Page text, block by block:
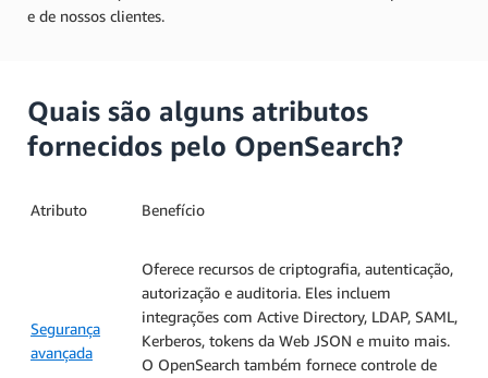
e de nossos clientes.
Quais são alguns atributos
fornecidos pelo OpenSearch?
Atributo Benefício
Segurança
avançada
Oferece recursos de criptografia, autenticação,
autorização e auditoria. Eles incluem
integrações com Active Directory, LDAP, SAML,
Kerberos, tokens da Web JSON e muito mais.
O OpenSearch também fornece controle de